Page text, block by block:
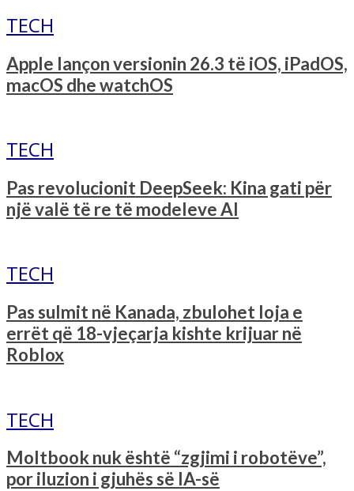
TECH
Apple lançon versionin 26.3 të iOS, iPadOS,
macOS dhe watchOS
TECH
Pas revolucionit DeepSeek: Kina gati për
një valë të re të modeleve AI
TECH
Pas sulmit në Kanada, zbulohet loja e
errët që 18-vjeçarja kishte krijuar në
Roblox
TECH
Moltbook nuk është “zgjimi i robotëve”,
por iluzion i gjuhës së IA-së